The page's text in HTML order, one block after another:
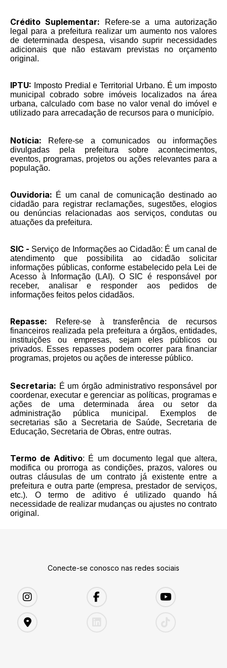
Crédito Suplementar: Refere-se a uma autorização
legal para a prefeitura realizar um aumento nos valores
de determinada despesa, visando suprir necessidades
adicionais que não estavam previstas no orçamento
original.
IPTU: Imposto Predial e Territorial Urbano. É um imposto
municipal cobrado sobre imóveis localizados na área
urbana, calculado com base no valor venal do imóvel e
utilizado para arrecadação de recursos para o município.
Notícia: Refere-se a comunicados ou informações
divulgadas pela prefeitura sobre acontecimentos,
eventos, programas, projetos ou ações relevantes para a
população.
Ouvidoria: É um canal de comunicação destinado ao
cidadão para registrar reclamações, sugestões, elogios
ou denúncias relacionadas aos serviços, condutas ou
atuações da prefeitura.
SIC - Serviço de Informações ao Cidadão: É um canal de
atendimento que possibilita ao cidadão solicitar
informações públicas, conforme estabelecido pela Lei de
Acesso à Informação (LAI). O SIC é responsável por
receber, analisar e responder aos pedidos de
informações feitos pelos cidadãos.
Repasse: Refere-se à transferência de recursos
financeiros realizada pela prefeitura a órgãos, entidades,
instituições ou empresas, sejam eles públicos ou
privados. Esses repasses podem ocorrer para financiar
programas, projetos ou ações de interesse público.
Secretaria: É um órgão administrativo responsável por
coordenar, executar e gerenciar as políticas, programas e
ações de uma determinada área ou setor da
administração pública municipal. Exemplos de
secretarias são a Secretaria de Saúde, Secretaria de
Educação, Secretaria de Obras, entre outras.
Termo de Aditivo: É um documento legal que altera,
modifica ou prorroga as condições, prazos, valores ou
outras cláusulas de um contrato já existente entre a
prefeitura e outra parte (empresa, prestador de serviços,
etc.). O termo de aditivo é utilizado quando há
necessidade de realizar mudanças ou ajustes no contrato
original.
Conecte-se conosco nas redes sociais